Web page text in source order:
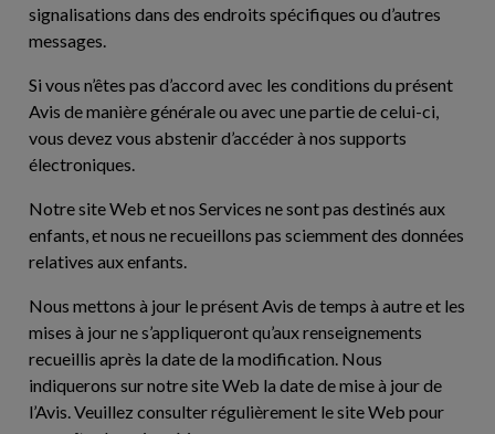
signalisations dans des endroits spécifiques ou d’autres
messages.
Si vous n’êtes pas d’accord avec les conditions du présent
Avis de manière générale ou avec une partie de celui-ci,
vous devez vous abstenir d’accéder à nos supports
électroniques.
Notre site Web et nos Services ne sont pas destinés aux
enfants, et nous ne recueillons pas sciemment des données
relatives aux enfants.
Nous mettons à jour le présent Avis de temps à autre et les
mises à jour ne s’appliqueront qu’aux renseignements
recueillis après la date de la modification. Nous
indiquerons sur notre site Web la date de mise à jour de
l’Avis. Veuillez consulter régulièrement le site Web pour